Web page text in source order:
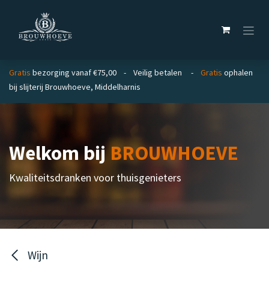
Gratis bezorging vanaf €75,00 - Veilig betalen - Gratis ophalen
bij slijterij Brouwhoeve, Middelharnis
Welkom bijBROUWHOEVE
Kwaliteitsdranken voor thuisgenieters
Wijn